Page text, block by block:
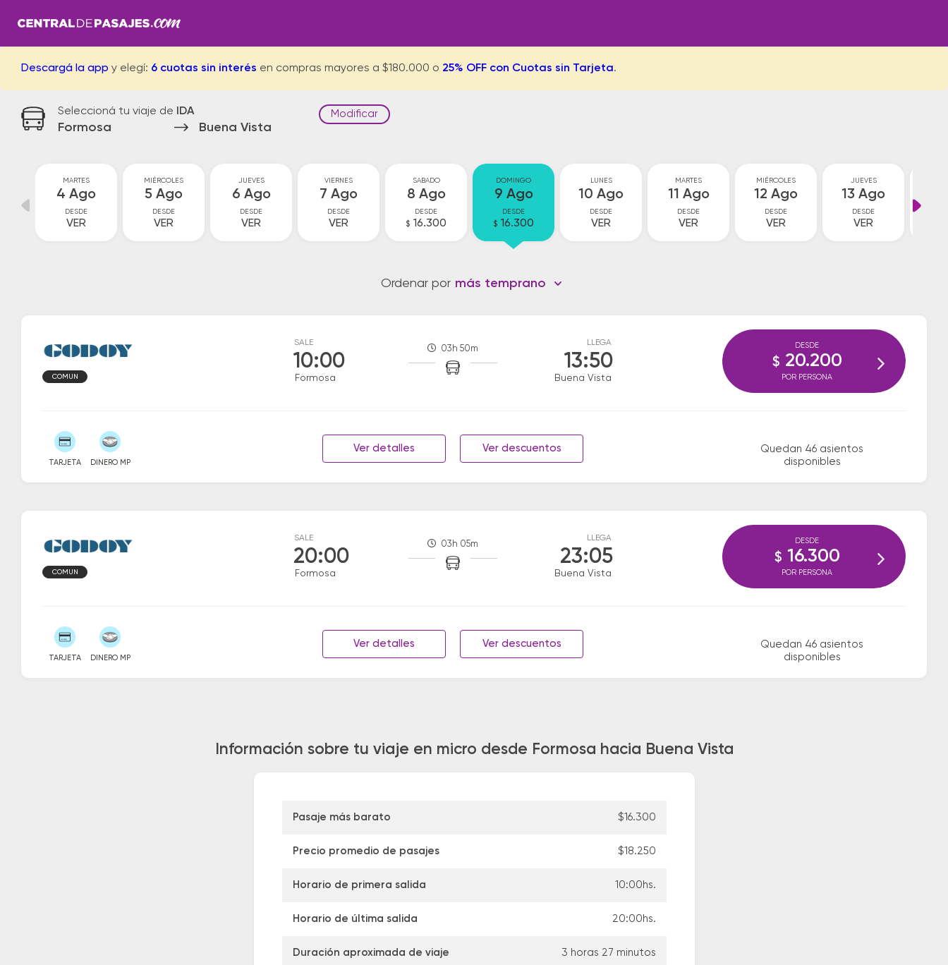
Descargá la app y elegí: 6 cuotas sin interés en compras mayores a $180.000 o 25% OFF con Cuotas sin Tarjeta.
Seleccioná tu viaje de IDA
Formosa Buena Vista
Modificar
MARTES
4 Ago
DESDE
VER
MIÉRCOLES
5 Ago
DESDE
VER
JUEVES
6 Ago
DESDE
VER
VIERNES
7 Ago
DESDE
VER
SABADO
8 Ago
DESDE
$ 16.300
DOMINGO
9 Ago
DESDE
$ 16.300
LUNES
10 Ago
DESDE
VER
MARTES
11 Ago
DESDE
VER
MIÉRCOLES
12 Ago
DESDE
VER
JUEVES
13 Ago
DESDE
VER
Ordenar por más temprano
SALE
10:00
Formosa
03h 50m
LLEGA
13:50
Buena Vista
COMUN
TARJETA DINERO MP
Ver detalles Ver descuentos
Quedan 46 asientos
disponibles
DESDE
$ 20.200
POR PERSONA
SALE
20:00
Formosa
03h 05m
LLEGA
23:05
Buena Vista
COMUN
TARJETA DINERO MP
Ver detalles Ver descuentos
Quedan 46 asientos
disponibles
DESDE
$ 16.300
POR PERSONA
Información sobre tu viaje en micro desde Formosa hacia Buena Vista
Pasaje más barato $16.300
Precio promedio de pasajes $18.250
Horario de primera salida 10:00hs.
Horario de última salida 20:00hs.
Duración aproximada de viaje 3 horas 27 minutos